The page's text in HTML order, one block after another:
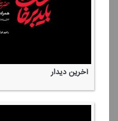
آخرین دیدار